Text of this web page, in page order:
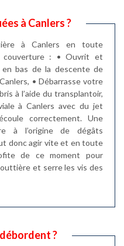
à Canlers ?
à Canlers en toute
couverture : • Ouvrit et
en bas de la descente de
• Débarrasse votre
à l’aide du transplantoir,
à Canlers avec du jet
correctement. Une
à l’origine de dégâts
donc agir vite et en toute
de ce moment pour
et serre les vis des
?